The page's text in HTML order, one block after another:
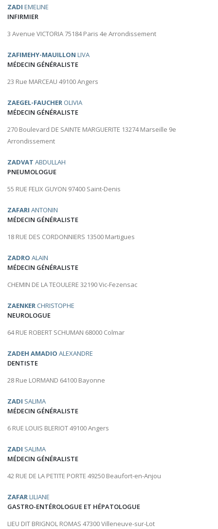
ZADI EMELINE
INFIRMIER
3 Avenue VICTORIA 75184 Paris 4e Arrondissement
ZAFIMEHY-MAUILLON LIVA
MÉDECIN GÉNÉRALISTE
23 Rue MARCEAU 49100 Angers
ZAEGEL-FAUCHER OLIVIA
MÉDECIN GÉNÉRALISTE
270 Boulevard DE SAINTE MARGUERITE 13274 Marseille 9e
Arrondissement
ZADVAT ABDULLAH
PNEUMOLOGUE
55 RUE FELIX GUYON 97400 Saint-Denis
ZAFARI ANTONIN
MÉDECIN GÉNÉRALISTE
18 RUE DES CORDONNIERS 13500 Martigues
ZADRO ALAIN
MÉDECIN GÉNÉRALISTE
CHEMIN DE LA TEOULERE 32190 Vic-Fezensac
ZAENKER CHRISTOPHE
NEUROLOGUE
64 RUE ROBERT SCHUMAN 68000 Colmar
ZADEH AMADIO ALEXANDRE
DENTISTE
28 Rue LORMAND 64100 Bayonne
ZADI SALIMA
MÉDECIN GÉNÉRALISTE
6 RUE LOUIS BLERIOT 49100 Angers
ZADI SALIMA
MÉDECIN GÉNÉRALISTE
42 RUE DE LA PETITE PORTE 49250 Beaufort-en-Anjou
ZAFARLILIANE
GASTRO-ENTÉROLOGUE ET HÉPATOLOGUE
LIEU DIT BRIGNOL ROMAS 47300 Villeneuve-sur-Lot